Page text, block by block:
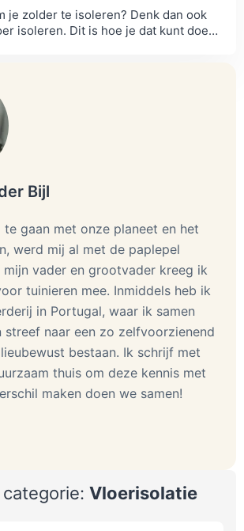
je zolder te isoleren? Denk dan ook
isoleren. Dit is hoe je dat kunt doen
Bijl
te gaan met onze planeet en het
werd mij al met de paplepel
mijn vader en grootvader kreeg ik
tuinieren mee. Inmiddels heb ik
in Portugal, waar ik samen
streef naar een zo zelfvoorzienend
bestaan. Ik schrijf met
thuis om deze kennis met
maken doen we samen!
Vloerisolatie